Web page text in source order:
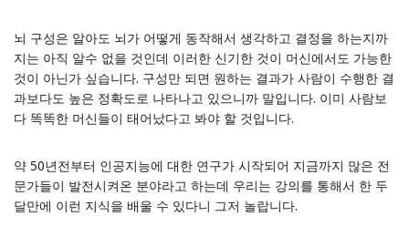
뇌 구성은 알아도 뇌가 어떻게 동작해서 생각하고 결정을 하는지까
지는 아직 알수 없을 것인데 이러한 신기한 것이 머신에서도 가능한
것이 아닌가 싶습니다. 구성만 되면 원하는 결과가 사람이 수행한 결
과보다도 높은 정확도로 나타나고 있으니까 말입니다. 이미 사람보
다 똑똑한 머신들이 태어났다고 봐야 할 것입니다.
약 50년전부터 인공지능에 대한 연구가 시작되어 지금까지 많은 전
문가들이 발전시켜온 분야라고 하는데 우리는 강의를 통해서 한 두
달만에 이런 지식을 배울 수 있다니 그저 놀랍니다.